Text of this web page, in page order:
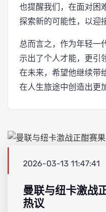
也提醒我们，在面对困
探索新的可能性，以迎
总而言之，作为年轻一
示出了个人才能，更引
在未来，希望他继续带
在人生旅途中创造出更
2026-03-13 11:47:41
曼联与纽卡激战
热议